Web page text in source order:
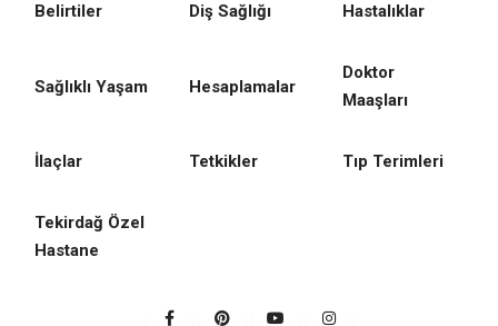
Belirtiler Diş Sağlığı Hastalıklar
Sağlıklı Yaşam Hesaplamalar
Doktor
Maaşları
İlaçlar Tetkikler Tıp Terimleri
Tekirdağ Özel
Hastane